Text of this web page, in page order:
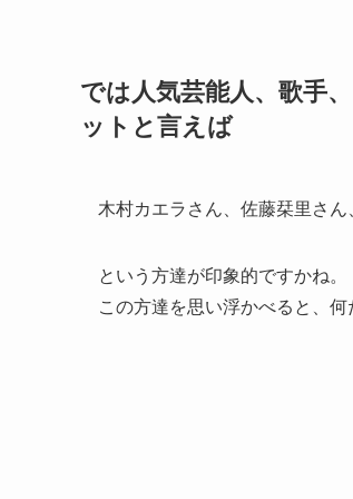
では人気芸能人、歌手
ットと言えば
木村カエラさん、佐藤栞里さ
という方達が印象的ですかね。
この方達を思い浮かべると、